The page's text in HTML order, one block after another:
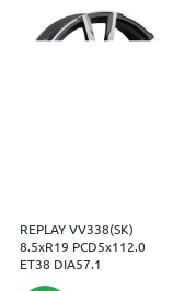
REPLAY VV338(SK)
8.5xR19 PCD5x112.0
ET38 DIA57.1